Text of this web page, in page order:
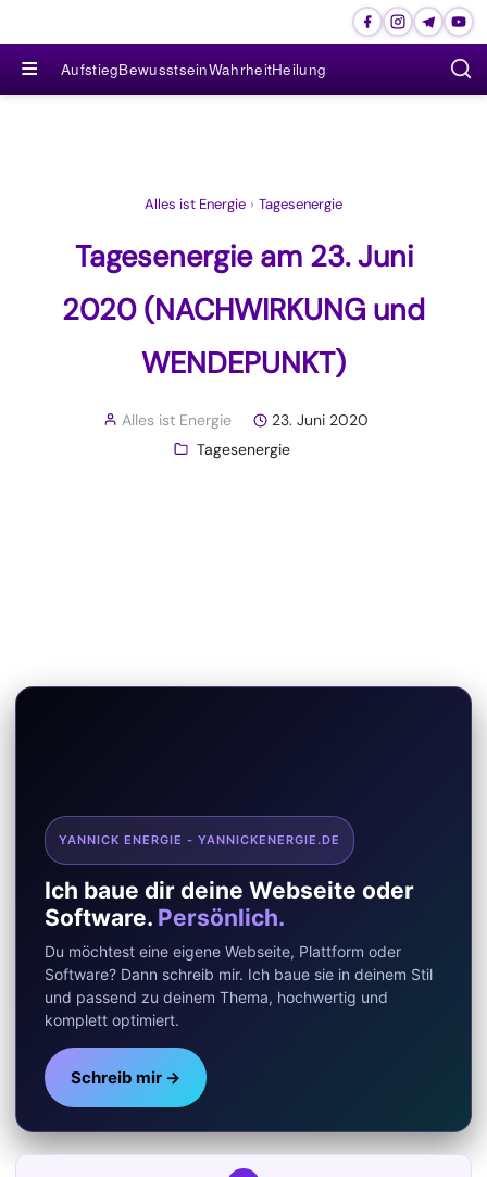
≡ AufstiegBewusstseinWahrheitHeilung
Alles ist Energie › Tagesenergie
Tagesenergie am 23. Juni
2020 (NACHWIRKUNG und
WENDEPUNKT)
Alles ist Energie
23. Juni 2020
Tagesenergie
YANNICK ENERGIE - YANNICKENERGIE.DE
Ich baue dir deine Webseite oder
Software. Persönlich.
Du möchtest eine eigene Webseite, Plattform oder
Software? Dann schreib mir. Ich baue sie in deinem Stil
und passend zu deinem Thema, hochwertig und
komplett optimiert.
Schreib mir →